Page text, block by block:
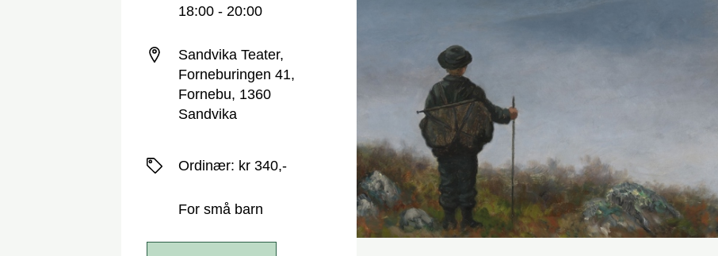
18:00 - 20:00
Sandvika Teater,
Forneburingen 41,
Fornebu, 1360
Sandvika
Ordinær: kr 340,-
For små barn